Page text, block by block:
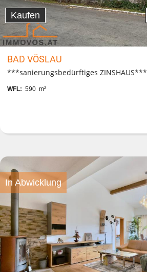
Kaufen
BAD VÖSLAU
***sanierungsbedürftiges ZINSHAUS***
WFL: 590 m²
In Abwicklung